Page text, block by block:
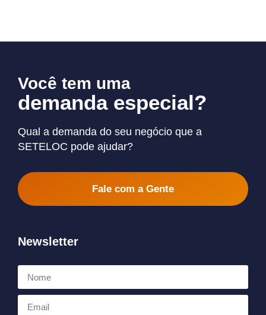
Você tem uma
demanda especial?
Qual a demanda do seu negócio que a
SETELOC pode ajudar?
Fale com a Gente
Newsletter